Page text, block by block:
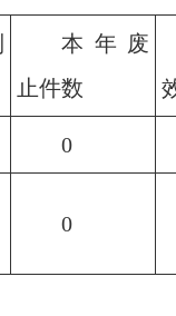
本年废
止件数
0
0